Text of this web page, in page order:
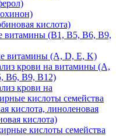
кислота)
витамины (B1, B5, B6, В9,
витамины (A, D, E, K)
крови на витамины (A,
B6, В9, B12)
крови на
кислоты семейства
кислота, линоленовая
кислота)
кислоты семейства